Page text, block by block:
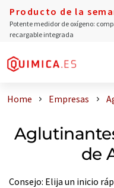
Producto de la
Potente medidor de oxígeno:
recargable integrada
Home Empresas
de
Consejo: Elija un inicio